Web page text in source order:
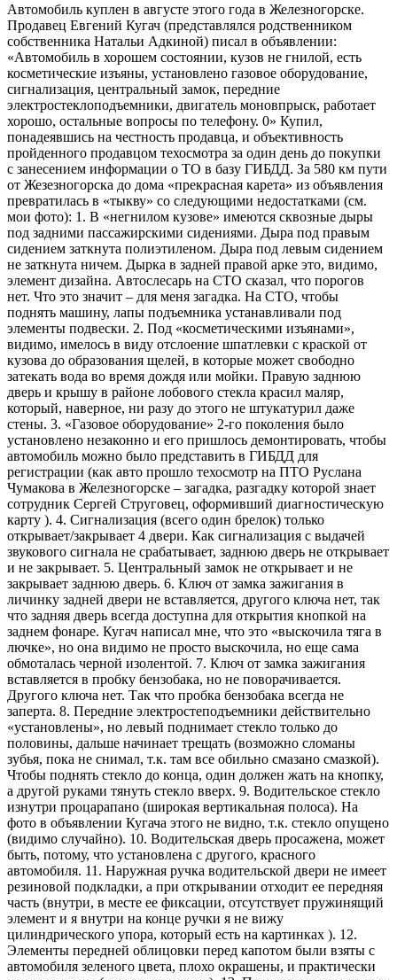
Автомобиль куплен в августе этого года в Железногорске.
Продавец Евгений Кугач (представлялся родственником
собственника Натальи Адкиной) писал в объявлении:
«Автомобиль в хорошем состоянии, кузов не гнилой, есть
косметические изъяны, установлено газовое оборудование,
сигнализация, центральный замок, передние
электростеклоподъемники, двигатель моновпрыск, работает
хорошо, остальные вопросы по телефону. 0» Купил,
понадеявшись на честность продавца, и объективность
пройденного продавцом техосмотра за один день до покупки
с занесением информации о ТО в базу ГИБДД. За 580 км пути
от Жезезногорска до дома «прекрасная карета» из объявления
превратилась в «тыкву» со следующими недостатками (см.
мои фото): 1. В «негнилом кузове» имеются сквозные дыры
под задними пассажирскими сидениями. Дыра под правым
сидением заткнута полиэтиленом. Дыра под левым сидением
не заткнута ничем. Дырка в задней правой арке это, видимо,
элемент дизайна. Автослесарь на СТО сказал, что порогов
нет. Что это значит – для меня загадка. На СТО, чтобы
поднять машину, лапы подъемника устанавливали под
элементы подвески. 2. Под «косметическими изъянами»,
видимо, имелось в виду отслоение шпатлевки с краской от
кузова до образования щелей, в которые может свободно
затекать вода во время дождя или мойки. Правую заднюю
дверь и крышу в районе лобового стекла красил маляр,
который, наверное, ни разу до этого не штукатурил даже
стены. 3. «Газовое оборудование» 2-го поколения было
установлено незаконно и его пришлось демонтировать, чтобы
автомобиль можно было представить в ГИБДД для
регистрации (как авто прошло техосмотр на ПТО Руслана
Чумакова в Железногорске – загадка, разгадку которой знает
сотрудник Сергей Струговец, оформивший диагностическую
карту ). 4. Сигнализация (всего один брелок) только
открывает/закрывает 4 двери. Как сигнализация с выдачей
звукового сигнала не срабатывает, заднюю дверь не открывает
и не закрывает. 5. Центральный замок не открывает и не
закрывает заднюю дверь. 6. Ключ от замка зажигания в
личинку задней двери не вставляется, другого ключа нет, так
что задняя дверь всегда доступна для открытия кнопкой на
заднем фонаре. Кугач написал мне, что это «выскочила тяга в
лючке», но она видимо не просто выскочила, но еще сама
обмоталась черной изолентой. 7. Ключ от замка зажигания
вставляется в пробку бензобака, но не поворачивается.
Другого ключа нет. Так что пробка бензобака всегда не
заперта. 8. Передние электростеподъемники действительно
«установлены», но левый поднимает стекло только до
половины, дальше начинает трещать (возможно сломаны
зубья, пока не снимал, т.к. там все обильно смазано смазкой).
Чтобы поднять стекло до конца, один должен жать на кнопку,
а другой руками тянуть стекло вверх. 9. Водительское стекло
изнутри процарапано (широкая вертикальная полоса). На
фото в объявлении Кугача этого не видно, т.к. стекло опущено
(видимо случайно). 10. Водительская дверь просажена, может
быть, потому, что установлена с другого, красного
автомобиля. 11. Наружная ручка водительской двери не имеет
резиновой подкладки, а при открывании отходит ее передняя
часть (внутри, в месте ее фиксации, отсутствует пружинящий
элемент и я внутри на конце ручки я не вижу
цилиндрического упора, который есть на картинках ). 12.
Элементы передней облицовки перед капотом были взяты с
автомобиля зеленого цвета, плохо окрашены, и практически